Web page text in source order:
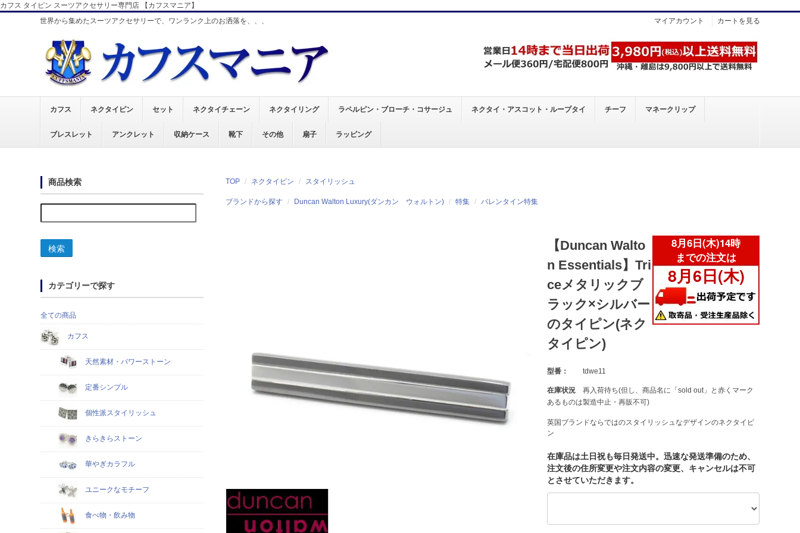
カフス タイピン スーツアクセサリー専門店 【カフスマニア】
世界から集めたスーツアクセサリーで、ワンランク上のお洒落を、、、
マイアカウント カートを見る
カフス ネクタイピン セット ネクタイチェーン ネクタイリング ラペルピン・ブローチ・コサージュ ネクタイ・アスコット・ループタイ チーフ マネークリップ
ブレスレット アンクレット 収納ケース 靴下 その他 扇子 ラッピング
TOP ネクタイピン スタイリッシュ
ブランドから探す Duncan Walton Luxury(ダンカン ウォルトン) 特集 バレンタイン特集
【Duncan Walto
n Essentials】Tri
ceメタリックブ
ラック×シルバー
のタイピン(ネク
タイピン)
型番： tdwe11
在庫状況
再入荷待ち(但し、商品名に「sold out」と赤くマーク
あるものは製造中止・再販不可)
英国ブランドならではのスタイリッシュなデザインのネクタイピ
ン
在庫品は土日祝も毎日発送中。迅速な発送準備のため、
注文後の住所変更や注文内容の変更、キャンセルは不可
とさせていただきます。
商品検索
検索
カテゴリーで探す
全ての商品
カフス
天然素材・パワーストーン
定番シンプル
個性派スタイリッシュ
きらきらストーン
華やぎカラフル
ユニークなモチーフ
食べ物・飲み物